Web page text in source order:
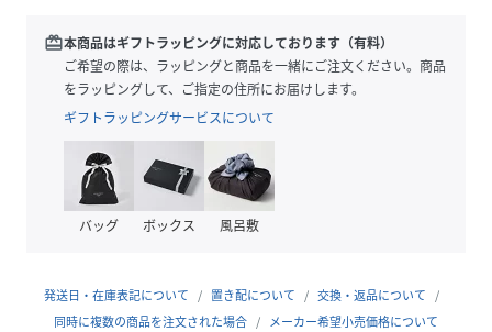
サイズ
1ヶ月 54cm、3ヶ月 60cm、6ヶ月 67cm、12ヶ
月 74cm
A097H-00-460 JU4470
redeem本商品はギフトラッピングに対応しております（有料）
ご希望の際は、ラッピングと商品を一緒にご注文ください。商品
をラッピングして、ご指定の住所にお届けします。
ギフトラッピングサービスについて
バッグ ボックス 風呂敷
発送日・在庫表記について 置き配について
交換・返品について
同時に複数の商品を注文された場合
メーカー希望小売価格について